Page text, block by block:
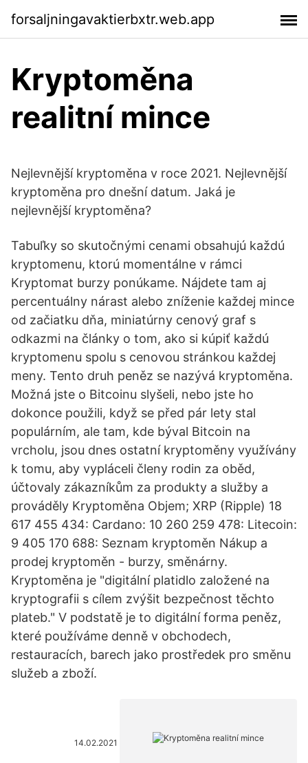
forsaljningavaktierbxtr.web.app
Kryptoměna
realitní mince
Nejlevnější kryptoměna v roce 2021. Nejlevnější
kryptoměna pro dnešní datum. Jaká je
nejlevnější kryptoměna?
Tabuľky so skutočnými cenami obsahujú každú
kryptomenu, ktorú momentálne v rámci
Kryptomat burzy ponúkame. Nájdete tam aj
percentuálny nárast alebo zníženie každej mince
od začiatku dňa, miniatúrny cenový graf s
odkazmi na články o tom, ako si kúpiť každú
kryptomenu spolu s cenovou stránkou každej
meny. Tento druh peněz se nazývá kryptoměna.
Možná jste o Bitcoinu slyšeli, nebo jste ho
dokonce použili, když se před pár lety stal
populárním, ale tam, kde býval Bitcoin na
vrcholu, jsou dnes ostatní kryptoměny využívány
k tomu, aby vypláceli členy rodin za oběd,
účtovaly zákazníkům za produkty a služby a
prováděly Kryptoměna Objem; XRP (Ripple) 18
617 455 434: Cardano: 10 260 259 478: Litecoin:
9 405 170 688: Seznam kryptoměn Nákup a
prodej kryptoměn - burzy, směnárny.
Kryptoměna je "digitální platidlo založené na
kryptografii s cílem zvýšit bezpečnost těchto
plateb." V podstatě je to digitální forma peněz,
které používáme denně v obchodech,
restauracích, barech jako prostředek pro směnu
služeb a zboží.
14.02.2021